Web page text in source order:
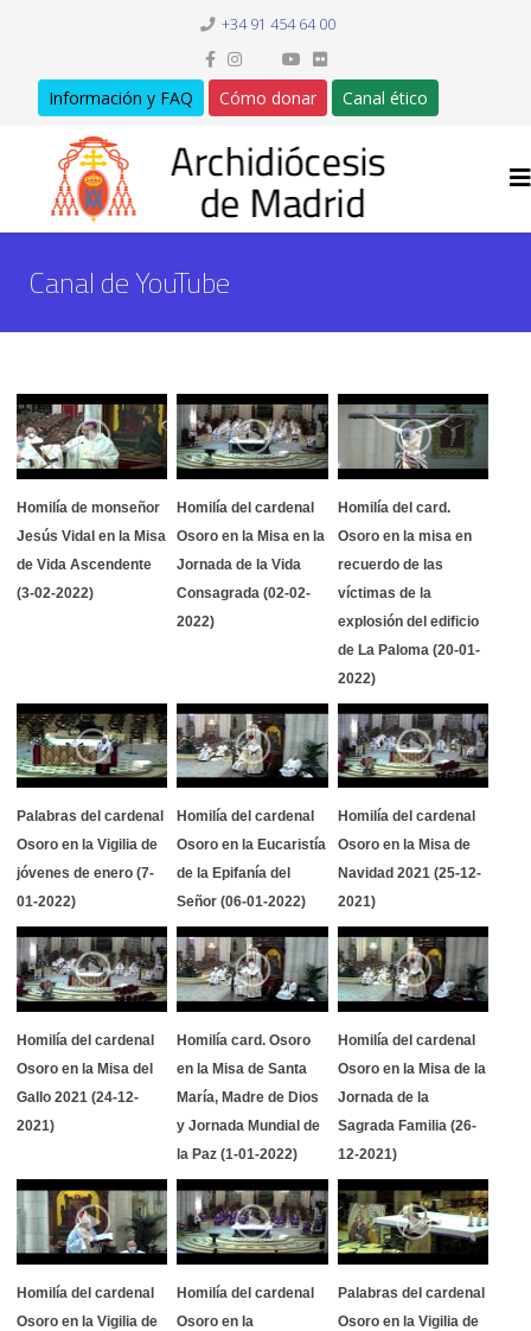
+34 91 454 64 00
Información y FAQ Cómo donar Canal ético
Canal de YouTube
Homilía de monseñor
Jesús Vidal en la Misa
de Vida Ascendente
(3-02-2022)
Homilía del cardenal
Osoro en la Misa en la
Jornada de la Vida
Consagrada (02-02-
2022)
Homilía del card.
Osoro en la misa en
recuerdo de las
víctimas de la
explosión del edificio
de La Paloma (20-01-
2022)
Palabras del cardenal
Osoro en la Vigilia de
jóvenes de enero (7-
01-2022)
Homilía del cardenal
Osoro en la Eucaristía
de la Epifanía del
Señor (06-01-2022)
Homilía del cardenal
Osoro en la Misa de
Navidad 2021 (25-12-
2021)
Homilía del cardenal
Osoro en la Misa del
Gallo 2021 (24-12-
2021)
Homilía card. Osoro
en la Misa de Santa
María, Madre de Dios
y Jornada Mundial de
la Paz (1-01-2022)
Homilía del cardenal
Osoro en la Misa de la
Jornada de la
Sagrada Familia (26-
12-2021)
Homilía del cardenal
Osoro en la Vigilia de
Homilía del cardenal
Osoro en la
Palabras del cardenal
Osoro en la Vigilia de